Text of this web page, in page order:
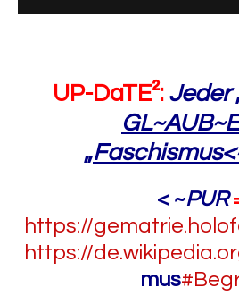
UP-DaTE²: Jeder
GL~AUB~E
„
< ~PUR
https://
https://
mus